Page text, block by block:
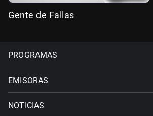
Gente de Fallas
PROGRAMAS
EMISORAS
NOTICIAS